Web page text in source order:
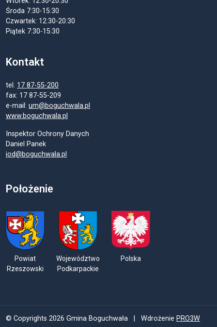
Środa 7:30-15:30
Czwartek: 12:30-20:30
Piątek 7:30-15:30
Kontakt
tel. 17 87-55-200
fax: 17 87-55-209
e-mail: um@boguchwala.pl
www.boguchwala.pl
Inspektor Ochrony Danych
Daniel Panek
iod@boguchwala.pl
Położenie
Powiat
Rzeszowski
Województwo
Podkarpackie
Polska
© Copyrights 2026 Gmina Boguchwała | Wdrożenie PRO3W